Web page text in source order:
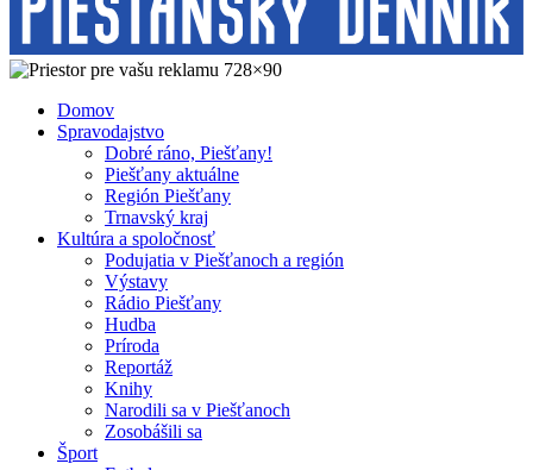
Domov
Spravodajstvo
Dobré ráno, Piešťany!
Piešťany aktuálne
Región Piešťany
Trnavský kraj
Kultúra a spoločnosť
Podujatia v Piešťanoch a región
Výstavy
Rádio Piešťany
Hudba
Príroda
Reportáž
Knihy
Narodili sa v Piešťanoch
Zosobášili sa
Šport